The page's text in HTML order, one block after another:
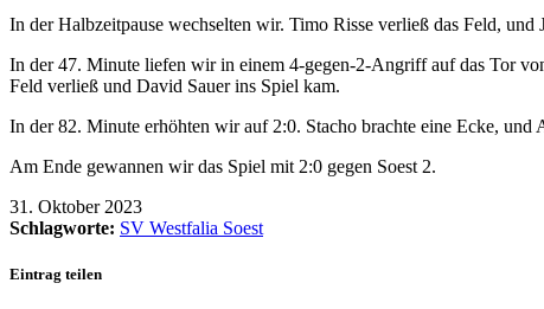
In der Halbzeitpause wechselten wir. Timo Risse verließ das Feld,
In der 47. Minute liefen wir in einem 4-gegen-2-Angriff auf das Tor
Feld verließ und David Sauer ins Spiel kam.
In der 82. Minute erhöhten wir auf 2:0. Stacho brachte eine Ecke, und
Am Ende gewannen wir das Spiel mit 2:0 gegen Soest 2.
31. Oktober 2023
Schlagworte: SV Westfalia Soest
Eintrag teilen